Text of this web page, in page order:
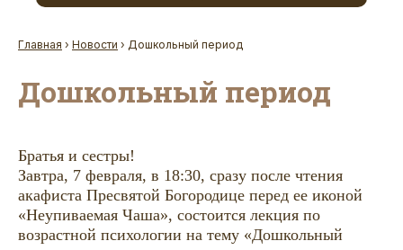
Главная › Новости › Дошкольный период
Дошкольный период
Братья и сестры!
Завтра, 7 февраля, в 18:30, сразу после чтения
акафиста Пресвятой Богородице перед ее иконой
«Неупиваемая Чаша», состоится лекция по
возрастной психологии на тему «Дошкольный